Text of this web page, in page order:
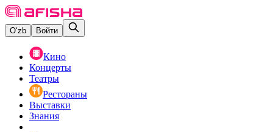
O‘zb Войти
Кино
Концерты
Театры
Рестораны
Выставки
Знания